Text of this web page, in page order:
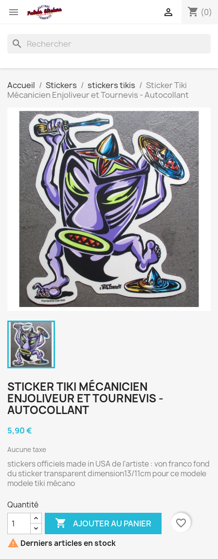
 shopping_cart (0)

search
Accueil Stickers stickers tikis
Sticker Tiki
Mécanicien Enjoliveur et Tournevis - Autocollant
STICKER TIKI MÉCANICIEN
ENJOLIVEUR ET TOURNEVIS -
AUTOCOLLANT
5,90 €
Aucune taxe
stickers officiels made in USA de l'artiste : von franco fond
du sticker transparent dimension13/11cm pour ce modele
modele tiki mécano
Quantité
 AJOUTER AU PANIER
favorite_border
 Derniers articles en stock